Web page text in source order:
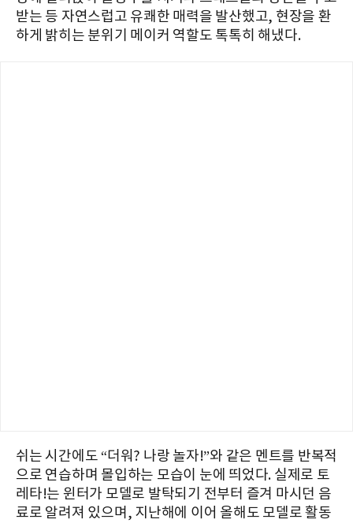
받는 등 자연스럽고 유쾌한 매력을 발산했고, 현장을 환
하게 밝히는 분위기 메이커 역할도 톡톡히 해냈다.
쉬는 시간에도 “더워? 나랑 놀자!”와 같은 멘트를 반복적
으로 연습하며 몰입하는 모습이 눈에 띄었다. 실제로 토
레타!는 윈터가 모델로 발탁되기 전부터 즐겨 마시던 음
료로 알려져 있으며, 지난해에 이어 올해도 모델로 활동